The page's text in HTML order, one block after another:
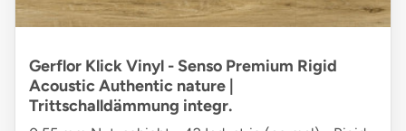
Gerflor Klick Vinyl - Senso Premium Rigid
Acoustic Authentic nature |
Trittschalldämmung integr.